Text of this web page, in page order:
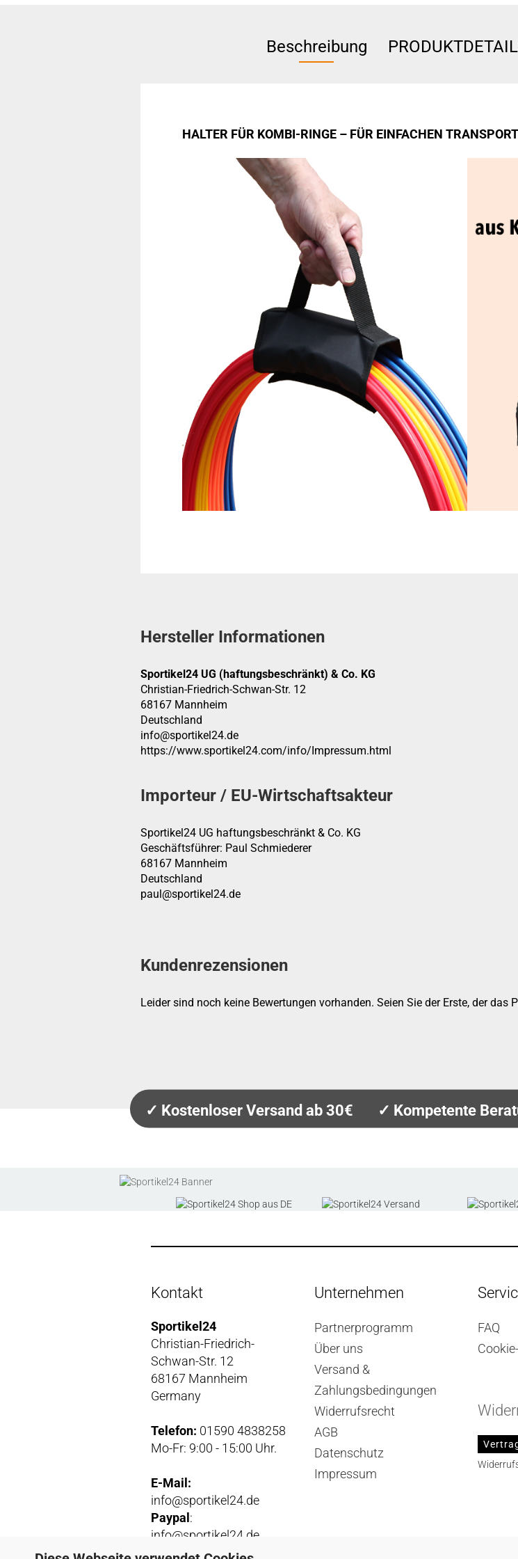
Beschreibung
HALTER FÜR KOMBI-RINGE – FÜR EINFACHEN
Hersteller Informationen
Sportikel24 UG (haftungsbeschränkt) & Co. KG
Christian-Friedrich-Schwan-Str. 12
68167 Mannheim
Deutschland
info@sportikel24.de
https://www.sportikel24.com/info/Impressum.html
Importeur / EU-Wirtschaftsakteur
Sportikel24 UG haftungsbeschränkt & Co. KG
Geschäftsführer: Paul Schmiederer
68167 Mannheim
Deutschland
paul@sportikel24.de
Kundenrezensionen
Leider sind noch keine Bewertungen vorhanden. Seien Sie der Erste, der das
✓ Kostenloser Versand ab 30€ ✓ Kompetente
Kontakt
Sportikel24
Christian-Friedrich-
Schwan-Str. 12
68167 Mannheim
Germany
Telefon: 01590 4838258
Mo-Fr: 9:00 - 15:00 Uhr.
E-Mail:
info@sportikel24.de
Paypal:
info@sportikel24.de
Unternehmen
Partnerprogramm
Über uns
Versand &
Zahlungsbedingungen
Widerrufsrecht
AGB
Datenschutz
Impressum
FAQ